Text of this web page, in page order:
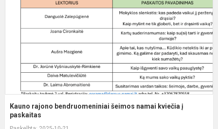
Kauno rajono bendruomeniniai šeimos namai kviečia į
paskaitas